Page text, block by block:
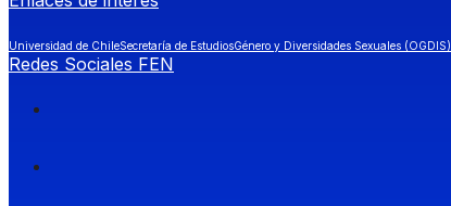
Universidad de ChileSecretaría de EstudiosGénero y Diversidades Sexuales (OGDIS)
Redes Sociales FEN